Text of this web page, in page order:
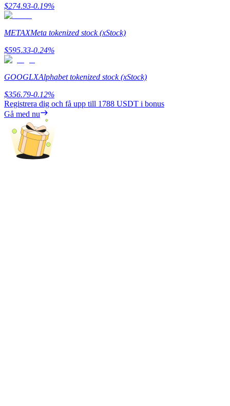
BTC Welcome Rewards
$274.93-0.19%
METAXMeta tokenized stock (xStock)
$595.33-0.24%
GOOGLXAlphabet tokenized stock (xStock)
$356.79-0.12%
Registrera dig och få upp till 1788 USDT i bonus
Gå med nu